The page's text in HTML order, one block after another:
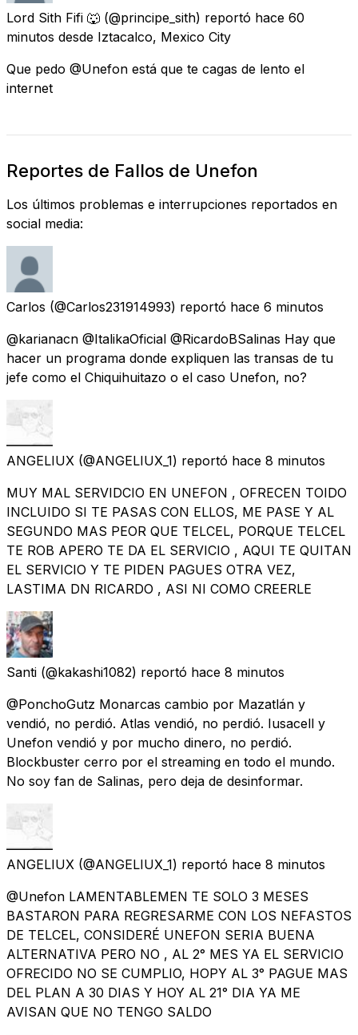
Lord Sith Fifi 🐺 (@principe_sith) reportó hace 60
minutos desde Iztacalco, Mexico City
Que pedo @Unefon está que te cagas de lento el
internet
Reportes de Fallos de Unefon
Los últimos problemas e interrupciones reportados en
social media:
Carlos (@Carlos231914993) reportó hace 6 minutos
@karianacn @ItalikaOficial @RicardoBSalinas Hay que
hacer un programa donde expliquen las transas de tu
jefe como el Chiquihuitazo o el caso Unefon, no?
ANGELIUX (@ANGELIUX_1) reportó hace 8 minutos
MUY MAL SERVIDCIO EN UNEFON , OFRECEN TOIDO
INCLUIDO SI TE PASAS CON ELLOS, ME PASE Y AL
SEGUNDO MAS PEOR QUE TELCEL, PORQUE TELCEL
TE ROB APERO TE DA EL SERVICIO , AQUI TE QUITAN
EL SERVICIO Y TE PIDEN PAGUES OTRA VEZ,
LASTIMA DN RICARDO , ASI NI COMO CREERLE
Santi (@kakashi1082) reportó hace 8 minutos
@PonchoGutz Monarcas cambio por Mazatlán y
vendió, no perdió. Atlas vendió, no perdió. Iusacell y
Unefon vendió y por mucho dinero, no perdió.
Blockbuster cerro por el streaming en todo el mundo.
No soy fan de Salinas, pero deja de desinformar.
ANGELIUX (@ANGELIUX_1) reportó hace 8 minutos
@Unefon LAMENTABLEMEN TE SOLO 3 MESES
BASTARON PARA REGRESARME CON LOS NEFASTOS
DE TELCEL, CONSIDERÉ UNEFON SERIA BUENA
ALTERNATIVA PERO NO , AL 2° MES YA EL SERVICIO
OFRECIDO NO SE CUMPLIO, HOPY AL 3° PAGUE MAS
DEL PLAN A 30 DIAS Y HOY AL 21° DIA YA ME
AVISAN QUE NO TENGO SALDO